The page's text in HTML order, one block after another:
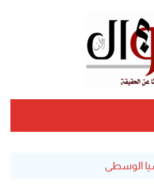
الوسطى